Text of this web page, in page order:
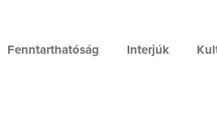
Fenntarthatóság Interjúk